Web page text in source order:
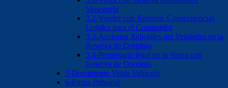
Venezuela
3.2-Vender con Reserva: Consecuencias
Legales para el Comprador
3.3-Acciones Judiciales del Vendedor en la
Reserva de Dominio
3.4-Propietario legal en la Venta con
Reserva de Dominio
5-Documento Venta Vehículo
6-Firma Personal